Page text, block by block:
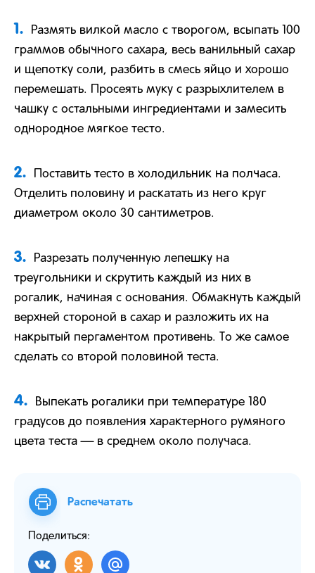
1.
Размять вилкой масло с творогом, всыпать 100
граммов обычного сахара, весь ванильный сахар
и щепотку соли, разбить в смесь яйцо и хорошо
перемешать. Просеять муку с разрыхлителем в
чашку с остальными ингредиентами и замесить
однородное мягкое тесто.
2.
Поставить тесто в холодильник на полчаса.
Отделить половину и раскатать из него круг
диаметром около 30 сантиметров.
3.
Разрезать полученную лепешку на
треугольники и скрутить каждый из них в
рогалик, начиная с основания. Обмакнуть каждый
верхней стороной в сахар и разложить их на
накрытый пергаментом противень. То же самое
сделать со второй половиной теста.
4.
Выпекать рогалики при температуре 180
градусов до появления характерного румяного
цвета теста — в среднем около получаса.
Распечатать
Поделиться: